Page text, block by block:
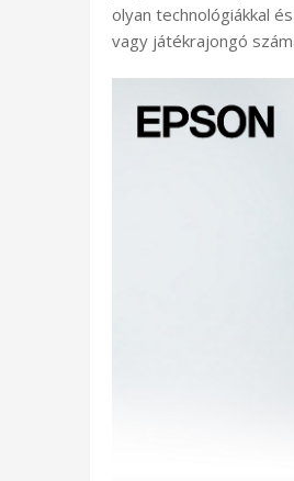
olyan technológiákkal
vagy játékrajongó